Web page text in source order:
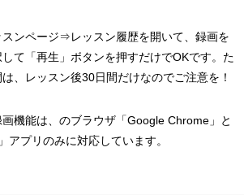
スンページ⇒レッスン履歴を開いて、録画を
て「再生」ボタンを押すだけでOKです。た
、レッスン後30日間だけなのでご注意を！
機能は、のブラウザ「Google Chrome」と
アプリのみに対応しています。